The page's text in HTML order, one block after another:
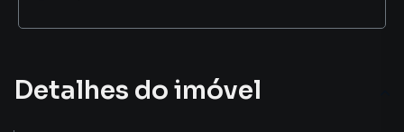
Detalhes do imóvel